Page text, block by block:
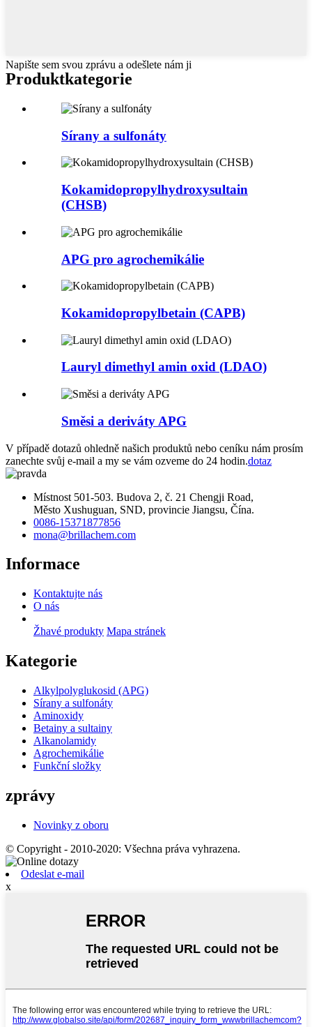
Napište sem svou zprávu a odešlete nám ji
Produktkategorie
Sírany a sulfonáty
Kokamidopropylhydroxysultain
(CHSB)
APG pro agrochemikálie
Kokamidopropylbetain (CAPB)
Lauryl dimethyl amin oxid (LDAO)
Směsi a deriváty APG
V případě dotazů ohledně našich produktů nebo ceníku nám prosím
zanechte svůj e-mail a my se vám ozveme do 24 hodin.dotaz
Místnost 501-503. Budova 2, č. 21 Chengji Road,
Město Xushuguan, SND, provincie Jiangsu, Čína.
0086-15371877856
mona@brillachem.com
Informace
Kontaktujte nás
O nás
Žhavé produkty Mapa stránek
Kategorie
Alkylpolyglukosid (APG)
Sírany a sulfonáty
Aminoxidy
Betainy a sultainy
Alkanolamidy
Agrochemikálie
Funkční složky
zprávy
Novinky z oboru
© Copyright - 2010-2020: Všechna práva vyhrazena.
Odeslat e-mail
x